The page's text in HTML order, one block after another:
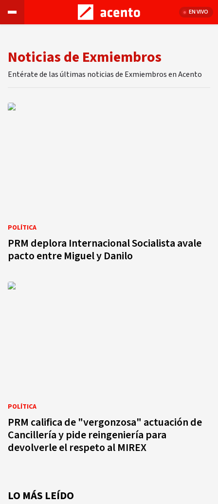
EN VIVO
Noticias de Exmiembros
Entérate de las últimas noticias de Exmiembros en Acento
POLÍTICA
PRM deplora Internacional Socialista avale
pacto entre Miguel y Danilo
POLÍTICA
PRM califica de "vergonzosa" actuación de
Cancillería y pide reingeniería para
devolverle el respeto al MIREX
LO MÁS LEÍDO